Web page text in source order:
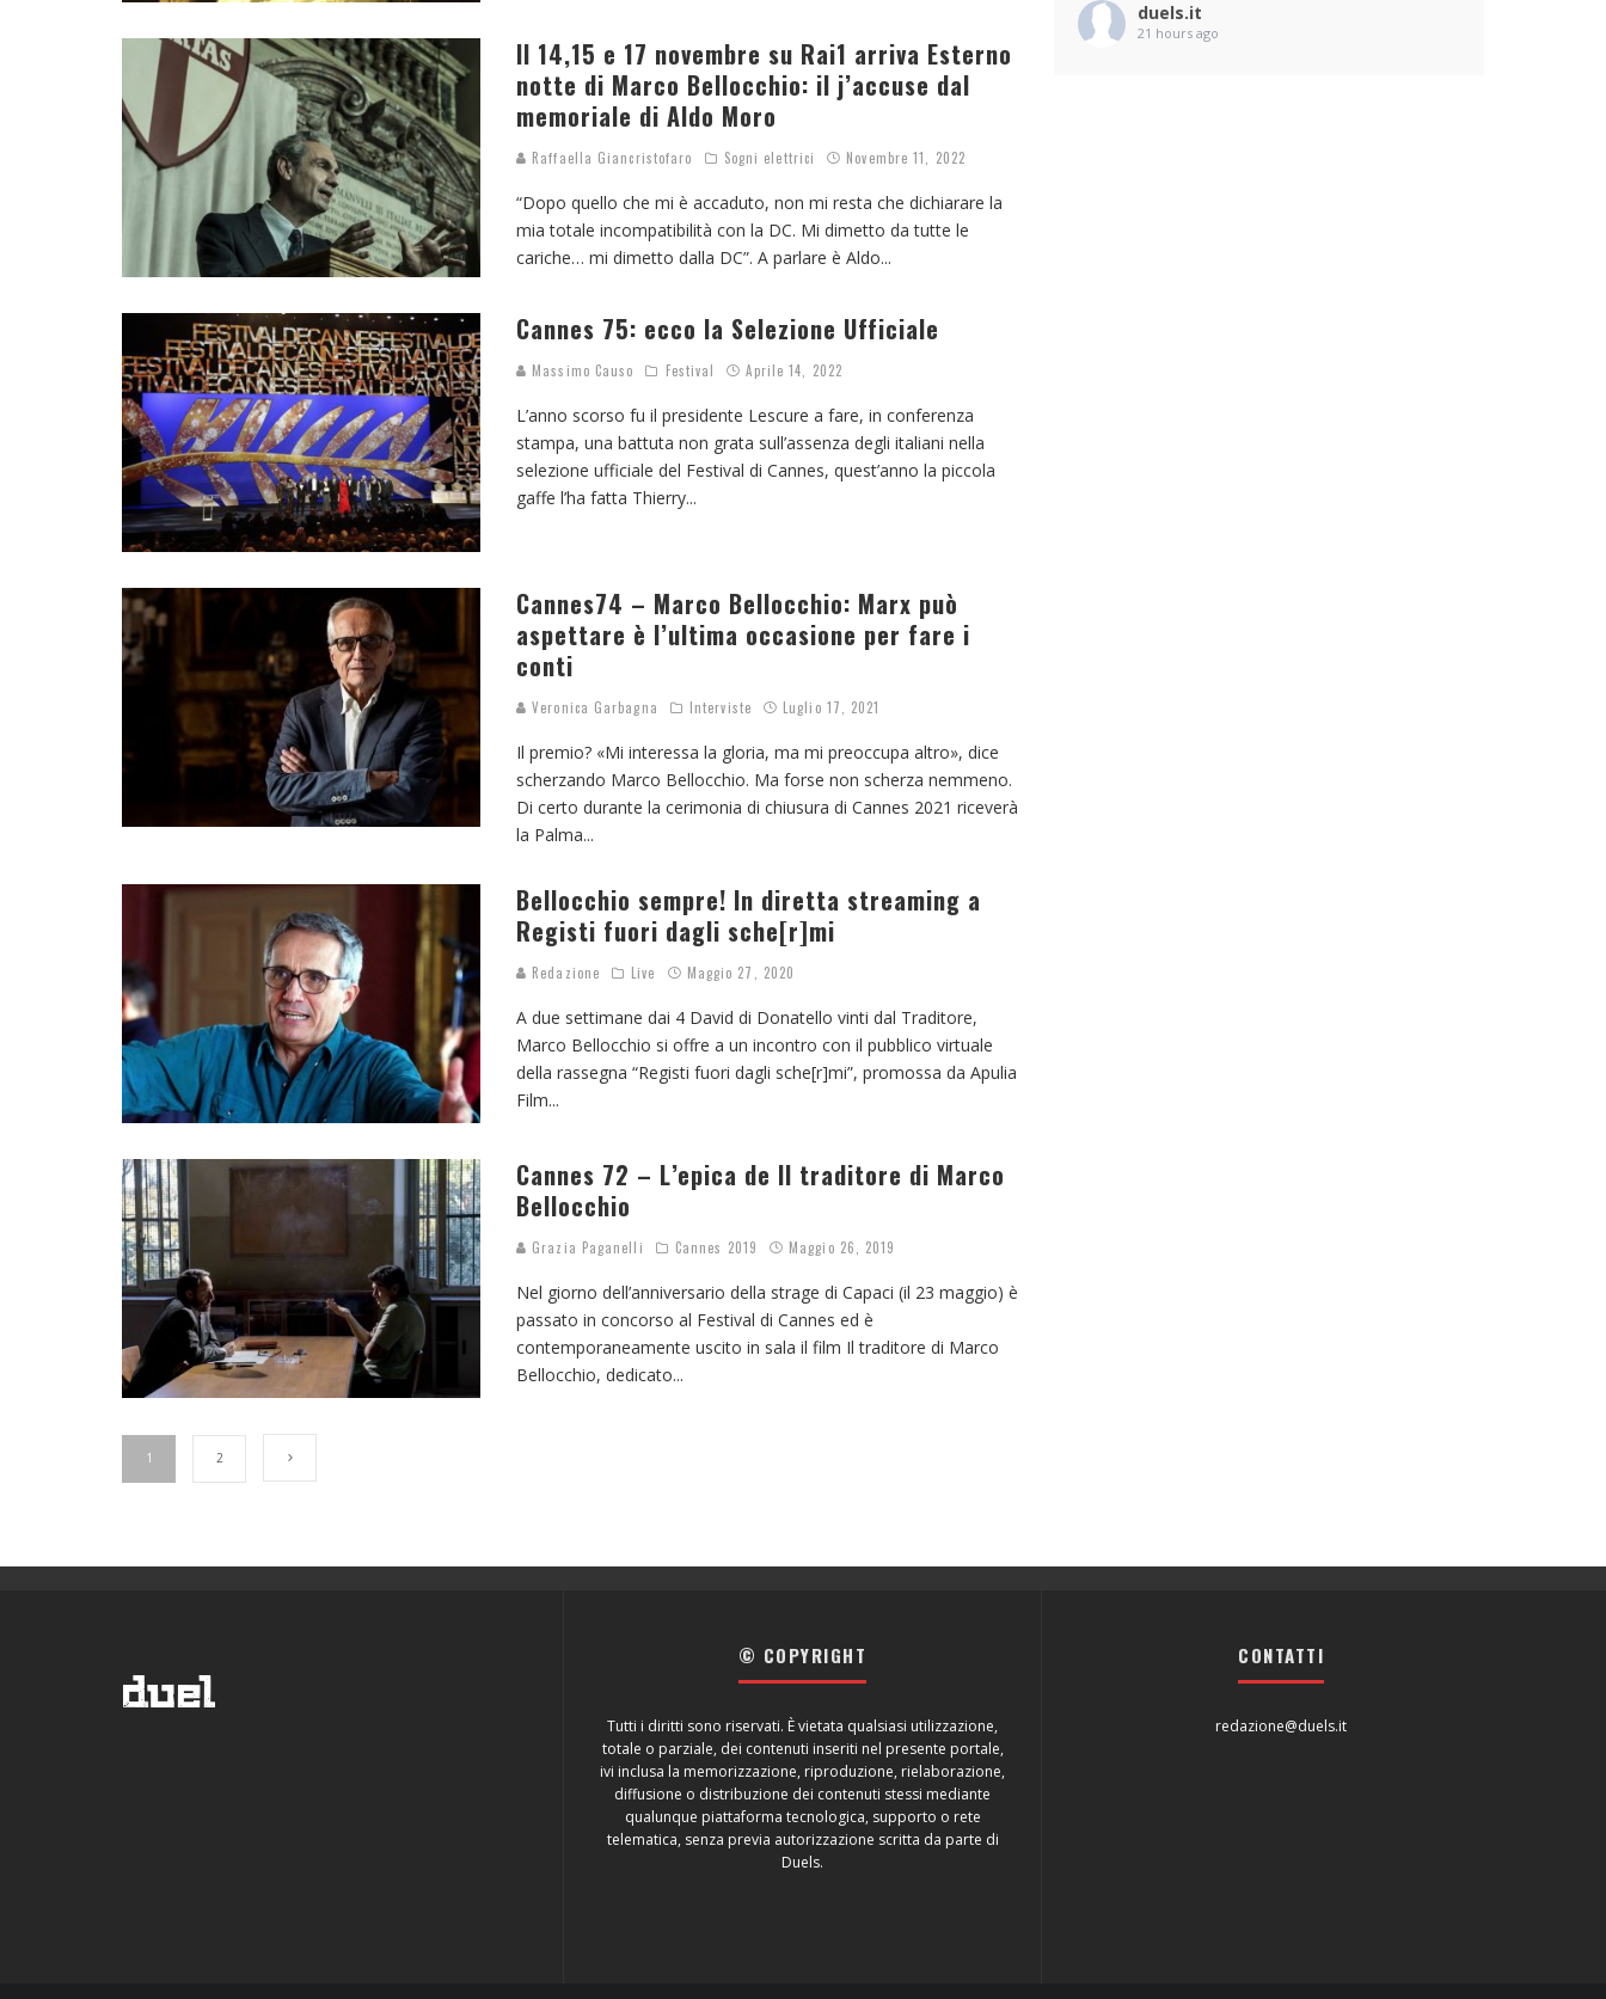
Il 14,15 e 17 novembre su Rai1 arriva Esterno
notte di Marco Bellocchio: il j’accuse dal
memoriale di Aldo Moro
Raffaella Giancristofaro Sogni elettrici Novembre 11, 2022
“Dopo quello che mi è accaduto, non mi resta che dichiarare la
mia totale incompatibilità con la DC. Mi dimetto da tutte le
cariche… mi dimetto dalla DC”. A parlare è Aldo...
Cannes 75: ecco la Selezione Ufficiale
Massimo Causo Festival Aprile 14, 2022
L’anno scorso fu il presidente Lescure a fare, in conferenza
stampa, una battuta non grata sull’assenza degli italiani nella
selezione ufficiale del Festival di Cannes, quest’anno la piccola
gaffe l’ha fatta Thierry...
Cannes74 – Marco Bellocchio: Marx può
aspettare è l’ultima occasione per fare i
conti
Veronica Garbagna Interviste Luglio 17, 2021
Il premio? «Mi interessa la gloria, ma mi preoccupa altro», dice
scherzando Marco Bellocchio. Ma forse non scherza nemmeno.
Di certo durante la cerimonia di chiusura di Cannes 2021 riceverà
la Palma...
Bellocchio sempre! In diretta streaming a
Registi fuori dagli sche[r]mi
Redazione Live Maggio 27, 2020
A due settimane dai 4 David di Donatello vinti dal Traditore,
Marco Bellocchio si offre a un incontro con il pubblico virtuale
della rassegna “Registi fuori dagli sche[r]mi”, promossa da Apulia
Film...
Cannes 72 – L’epica de Il traditore di Marco
Bellocchio
Grazia Paganelli Cannes 2019 Maggio 26, 2019
Nel giorno dell’anniversario della strage di Capaci (il 23 maggio) è
passato in concorso al Festival di Cannes ed è
contemporaneamente uscito in sala il film Il traditore di Marco
Bellocchio, dedicato...
1 2
duels.it
21 hours ago
© COPYRIGHT
Tutti i diritti sono riservati. È vietata qualsiasi utilizzazione,
totale o parziale, dei contenuti inseriti nel presente portale,
ivi inclusa la memorizzazione, riproduzione, rielaborazione,
diffusione o distribuzione dei contenuti stessi mediante
qualunque piattaforma tecnologica, supporto o rete
telematica, senza previa autorizzazione scritta da parte di
Duels.
CONTATTI
redazione@duels.it